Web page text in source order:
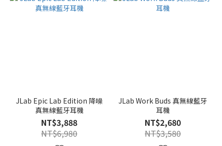
JLab Epic Lab Edition 降噪
真無線藍牙耳機
NT$3,888
NT$6,980
JLab Work Buds 真無線藍牙
耳機
NT$2,680
NT$3,580